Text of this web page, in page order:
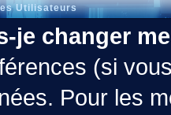
Utilisateurs
je changer
(si
Pour les